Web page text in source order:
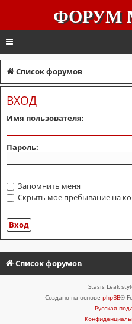
ФОРУМ
Список форумов
ВХОД
Имя пользователя:
Пароль:
Запомнить меня
Скрыть моё пребывание на
Список форумов
Stasis Leak
Создано на основе phpBB®
Русская